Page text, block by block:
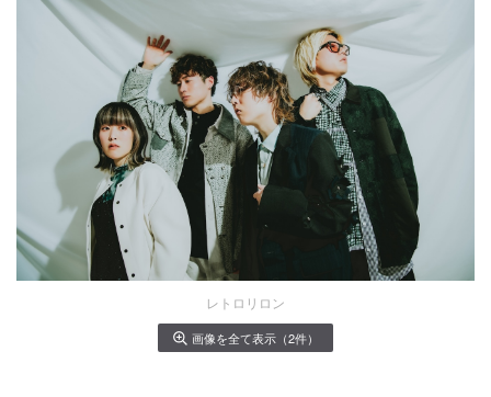
レトロリロン
画像を全て表示（2件）